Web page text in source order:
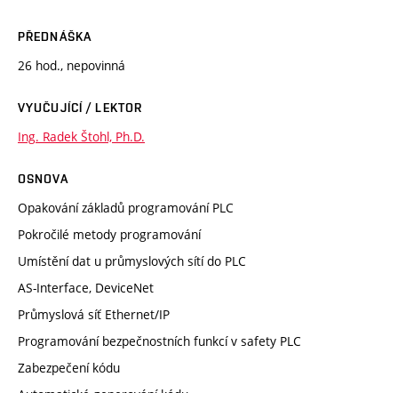
PŘEDNÁŠKA
26 hod., nepovinná
VYUČUJÍCÍ / LEKTOR
Ing. Radek Štohl, Ph.D.
OSNOVA
Opakování základů programování PLC
Pokročilé metody programování
Umístění dat u průmyslových sítí do PLC
AS-Interface, DeviceNet
Průmyslová síť Ethernet/IP
Programování bezpečnostních funkcí v safety PLC
Zabezpečení kódu